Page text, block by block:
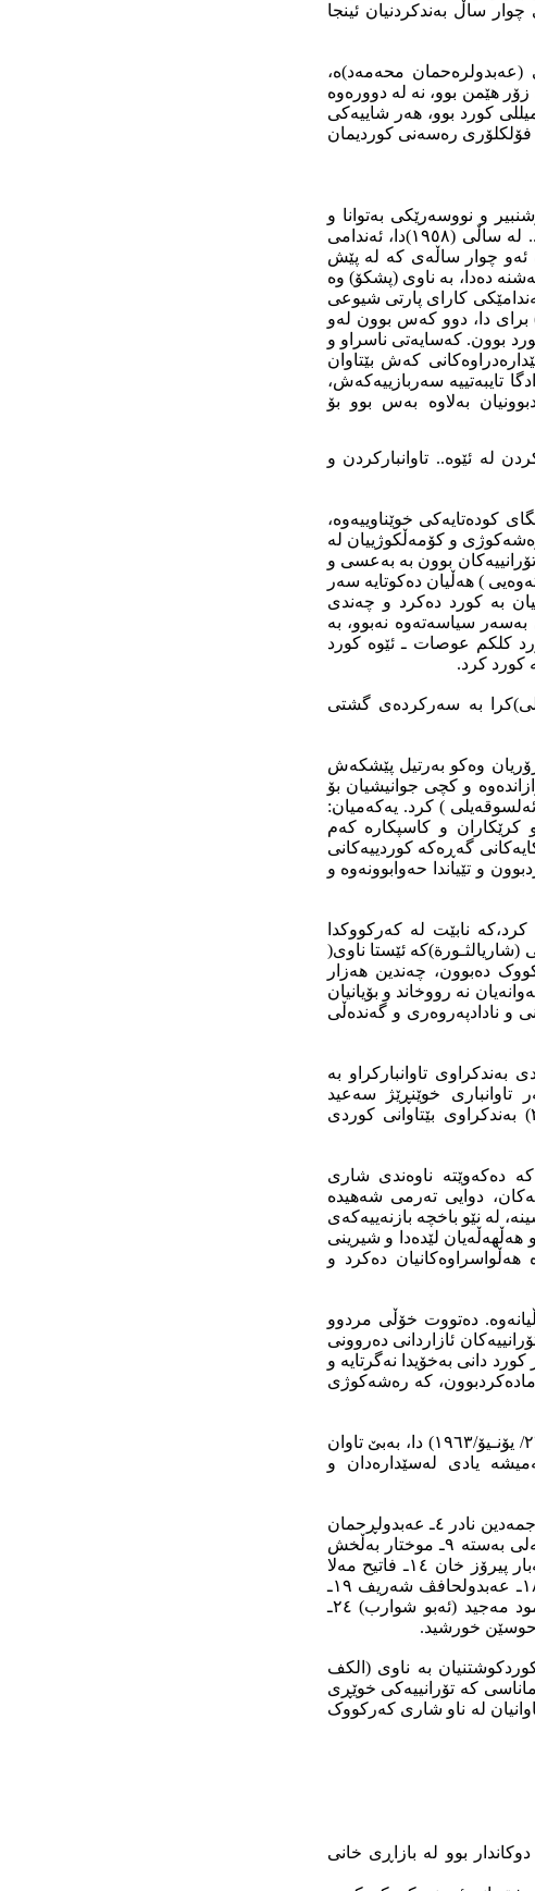
کوردەمان لە دوای چوار ساڵ بەندکردنیان ئینجا
دران. ناوی (عه‌بدولره‌حمان محه‌مه‌د)ە،
هێمن بوو، نە لە دوورەوە
کورد بوو، هەر شاییەکی
فۆلکلۆری رەسەنی کوردیمان
و نووسەرێکی بەتوانا و
شاعیر و رۆژنامەنووس و رەخنەگرێکی ئەدەبیناسراوی کورد بوو لە شاری کەرکووک.. لە ساڵی (١٩٥٨)دا، ئەندامی
چوار ساڵەی کە لە پێش
دەدا، بە ناوی (پشكۆ) وە
کارای پارتی شیوعی
دا، دوو كه‌س بوون له‌و
بوون. کەسایەتی ناسراو و
کەش بێتاوان
تایبەتییە سەربازییەکەش،
بەلاوە بەس بوو بۆ
لە ئێوە.. تاوانبارکردن و
رێگای کودەتایەکی خوێناوییەوە،
و کۆمەڵکوژییان لە
بوون بە بەعسی و
) هەڵیان دەکوتایە سەر
بە کورد دەکرد و چەندی
سیاسەتەوە نەبوو، بە
کلکم عوصات ـ ئێوە کورد
کورد کرد.
بە سەرکردەی گشتی
وەکو بەرتیل پێشکەش
و کچی جوانیشیان بۆ
ئەلسوقەیلی ) کرد. یەکەمیان:
کرێکاران و کاسپکارە کەم
گەڕەکە کوردییەکانی
و تێیاندا حەوابوونەوە و
نابێت لە کەرکووکدا
ئێستا ناوی(
دەبوون، چەندین هەزار
نە رووخاند و بۆیانیان
و نادادپەروەری و گەندەڵی
لە (سەعید فەتحی ئەلسوقەیلی) ئەوه‌بوو، کە (٢٨) کوردی بەندکراوی تاوانبارکراو بە
یەکسەر تاوانباری خوێنڕێژ سەعید
ئەلسوقەیلی بە بڕیاری ژمارە (٣٠) بە واژۆکردنی خۆی بڕیاری لە سێدارەدانی (٢٨) بەندکراوی بێتاوانی کوردی
کە دەکەوێتە ناوەندی شاری
دوایی تەرمی شەهیدە
لە نێو باخچە بازنەییەکەی
هەڵهەڵەیان لێدەدا و شیرینی
هەڵواسراوەکانیان دەکرد و
دەتووت خۆڵی مردوو
ئازاردانی دەروونی
دانی بەخۆیدا نەگرتایە و
کە رەشەکوژی
ئەمانەی خوارەوە ناوی هەر (٢٨) شەهیدە نەمرەکانی شاری کەرکووک کە لە رۆژی (٢٣/ یۆنـیۆ/١٩٦٣) دا، بەبێ تاوان
یادی لەسێدارەدان و
١ـ شێخ مەعروف عەبدولکەریم بەرزنجی ٢ـ شێخ حوسێن عەبدولکەریم بەرزنجی ٣ـ نەجمەدین نادر ٤ـ عەبدولڕحمان
محەمەد ٥ـ سەید نوری سەید وەلی ٦ـ ئیحسان حوسێن ٧ـ فەتاح ساڵح ٨ـ مەحمود عەلی بەستە ٩ـ موختار بەڵخش
١٠ـ عادیل حوسێن ١١ـ خورشید مەحمود ١٢ـ محەمەد حەسەن عەزیز ١٣ـ عەبدولجەبار پیرۆز خان ١٤ـ فاتیح مەلا
داود ١٥ـ عەبدولمەجیدحەسەن ١٦ـ خەلیل ئیبراهیم عەجەم ١٧ـ نوری مەلا عەبدوڵڵا ١٨ـ عەبدولحافڤ شەریف ١٩ـ
نەعیم عەنبەر ٢٠ـ عەتا جەمیل ٢١ـ کەریم خەڵەف ٢٢ـ کەریم رەمەزان ٢٣ـ مەحمود مەجید (ئه‌بو شوارب) ٢٤ـ
کوردکوشتنیان بە ناوی (الكف
کە تۆرانییەکی خوێڕی
لە ناو شاری کەرکووک
بوو لە بازاڕی خانی